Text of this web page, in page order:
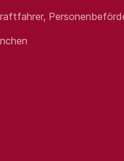
eine betriebliche